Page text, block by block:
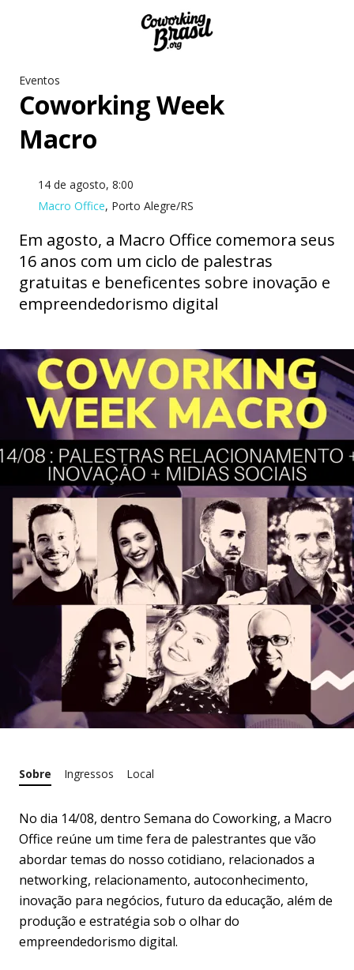
Eventos
Coworking Week
Macro
14 de agosto, 8:00
Macro Office, Porto Alegre/RS
Em agosto, a Macro Office comemora seus
16 anos com um ciclo de palestras
gratuitas e beneficentes sobre inovação e
empreendedorismo digital
Sobre Ingressos Local
No dia 14/08, dentro Semana do Coworking, a Macro
Office reúne um time fera de palestrantes que vão
abordar temas do nosso cotidiano, relacionados a
networking, relacionamento, autoconhecimento,
inovação para negócios, futuro da educação, além de
produção e estratégia sob o olhar do
empreendedorismo digital.